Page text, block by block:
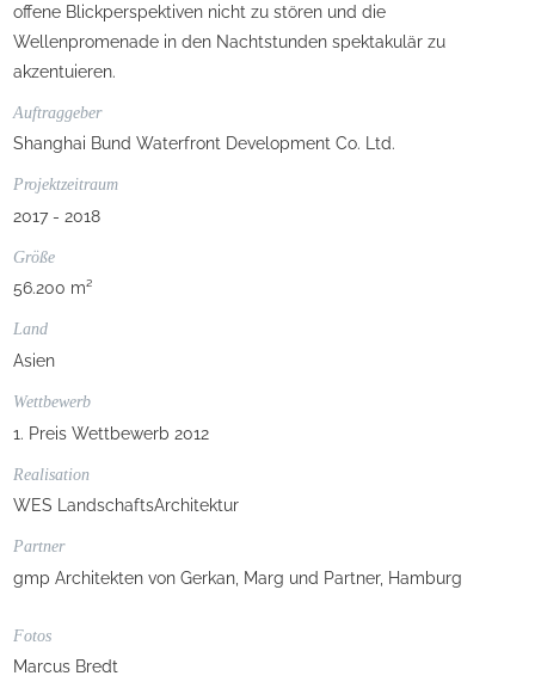
offene Blickperspektiven nicht zu stören und die
Wellenpromenade in den Nachtstunden spektakulär zu
akzentuieren.
Auftraggeber
Shanghai Bund Waterfront Development Co. Ltd.
Projektzeitraum
2017 - 2018
Größe
56.200 m²
Land
Asien
Wettbewerb
1. Preis Wettbewerb 2012
Realisation
WES LandschaftsArchitektur
Partner
gmp Architekten von Gerkan, Marg und Partner, Hamburg
Fotos
Marcus Bredt